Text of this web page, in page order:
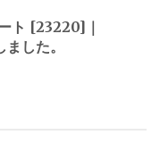
ト [23220]｜
した。